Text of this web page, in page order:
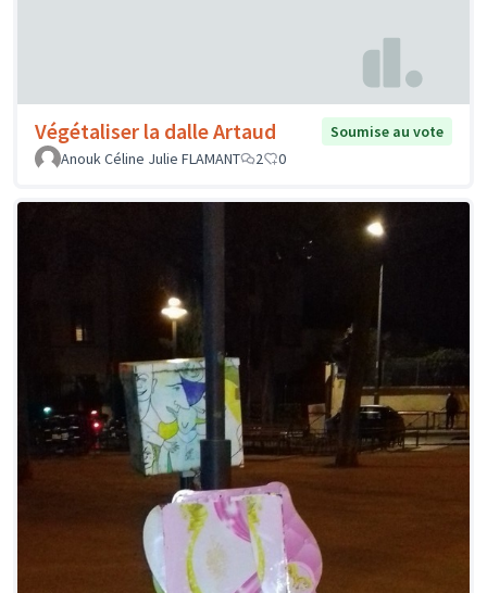
Végétaliser la dalle Artaud
Soumise au vote
Anouk Céline Julie FLAMANT
2 0